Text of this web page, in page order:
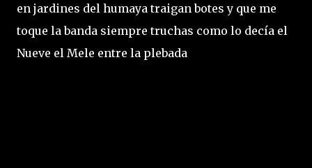
en jardines del humaya traigan botes y que me
toque la banda siempre truchas como lo decía el
Nueve el Mele entre la plebada